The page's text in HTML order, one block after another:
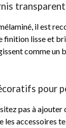
il est
lisse et
comme
pour
pas à
accessoires